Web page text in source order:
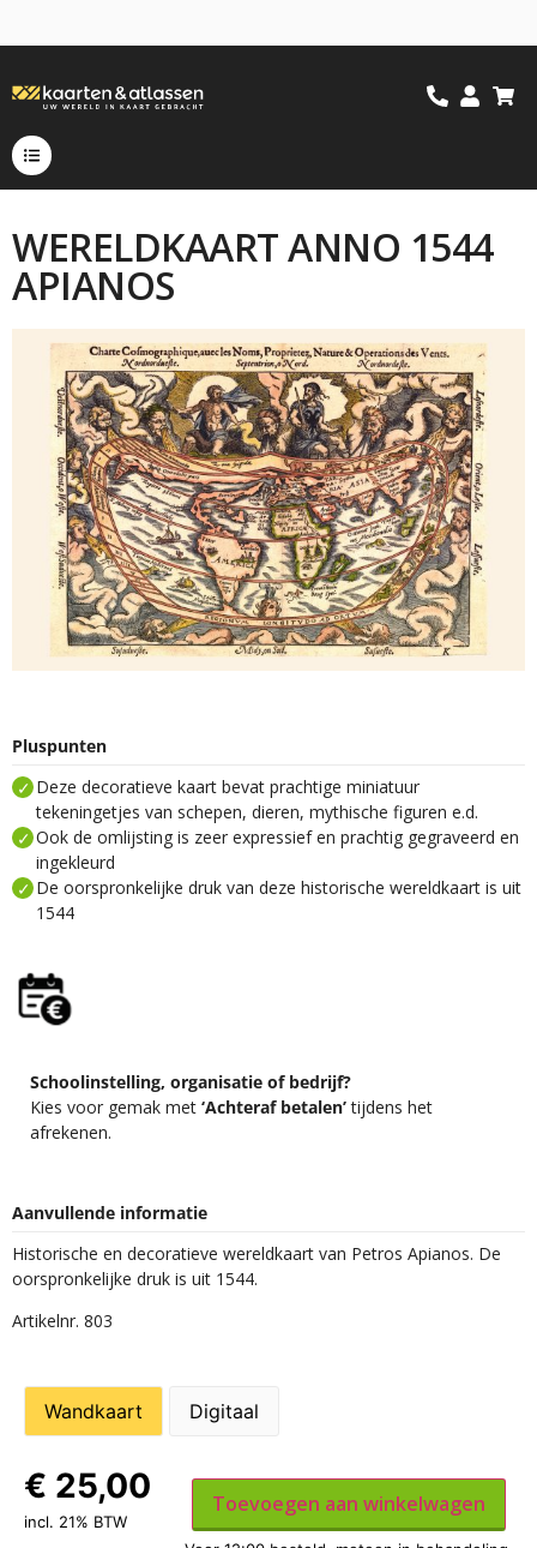
WERELDKAART ANNO 1544
APIANOS
Pluspunten
Deze decoratieve kaart bevat prachtige miniatuur
tekeningetjes van schepen, dieren, mythische figuren e.d.
Ook de omlijsting is zeer expressief en prachtig gegraveerd en
ingekleurd
De oorspronkelijke druk van deze historische wereldkaart is uit
1544
Schoolinstelling, organisatie of bedrijf?
Kies voor gemak met ‘Achteraf betalen’tijdens het
afrekenen.
Aanvullende informatie
Historische en decoratieve wereldkaart van Petros Apianos. De
oorspronkelijke druk is uit 1544.
Artikelnr. 803
Wandkaart Digitaal
€ 25,00
incl. 21% BTW
Toevoegen aan winkelwagen